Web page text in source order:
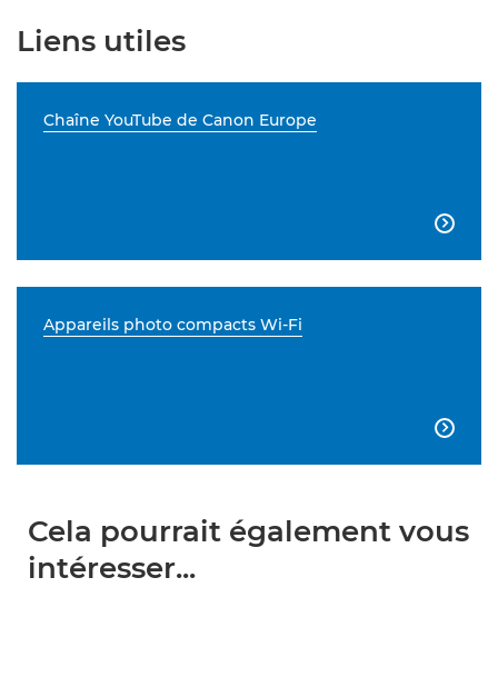
Liens utiles
Chaîne YouTube de Canon Europe

Appareils photo compacts Wi-Fi

Cela pourrait également vous
intéresser...